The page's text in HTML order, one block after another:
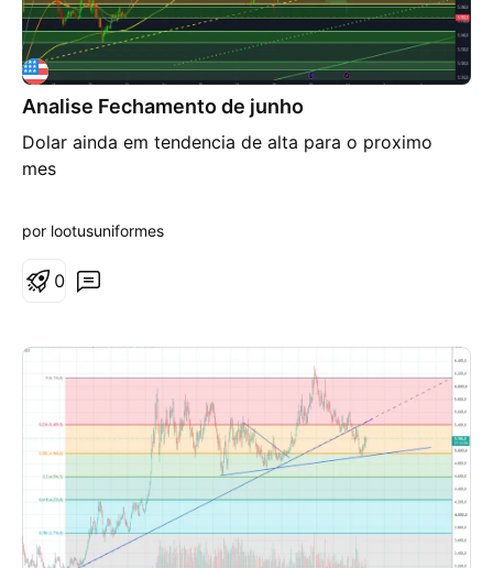
Analise Fechamento de junho
Dolar ainda em tendencia de alta para o proximo
mes
por lootusuniformes
0